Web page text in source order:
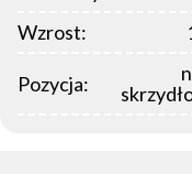
Wzrost:
Pozycja: